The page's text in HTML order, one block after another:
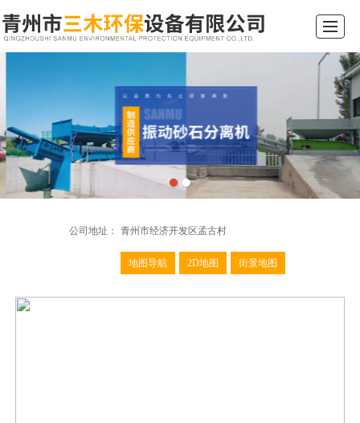
联系我们
公司地址： 青州市经济开发区孟古村
地图导航 2D地图 街景地图